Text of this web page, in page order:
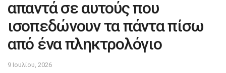
απαντά σε αυτούς που
ισοπεδώνουν τα πάντα πίσω
από ένα πληκτρολόγιο
9 Ιουλίου, 2026